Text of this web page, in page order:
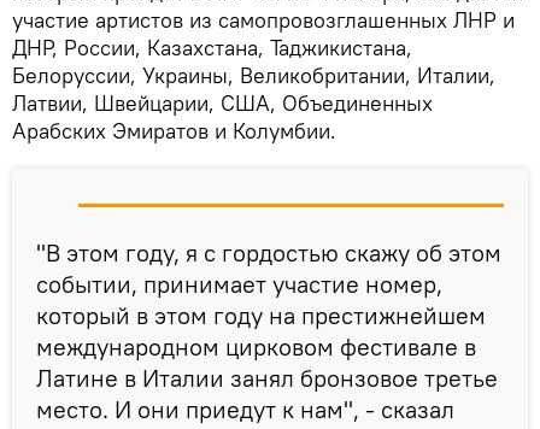
участие артистов из самопровозглашенных ЛНР и
ДНР, России, Казахстана, Таджикистана,
Белоруссии, Украины, Великобритании, Италии,
Латвии, Швейцарии, США, Объединенных
Арабских Эмиратов и Колумбии.
"В этом году, я с гордостью скажу об этом
событии, принимает участие номер,
который в этом году на престижнейшем
международном цирковом фестивале в
Латине в Италии занял бронзовое третье
место. И они приедут к нам", - сказал